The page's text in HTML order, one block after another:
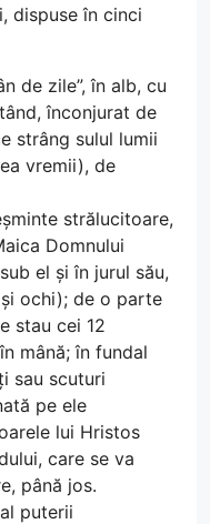
dispuse în cinci
de zile”, în alb, cu
înconjurat de
strâng sulul lumii
vremii), de
strălucitoare,
Domnului
el și în jurul său,
ochi); de o parte
stau cei 12
mână; în fundal
sau scuturi
pe ele
lui Hristos
care se va
până jos.
puterii